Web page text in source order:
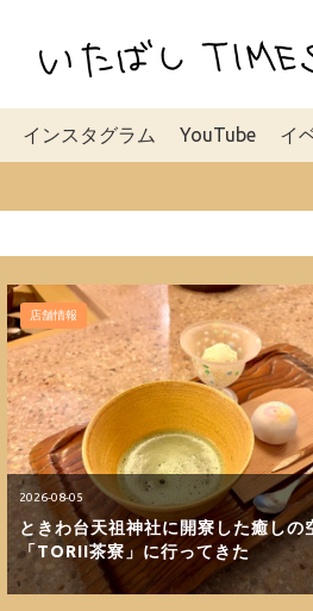
インスタグラム YouTube イ
2026-08-05
ときわ台天祖神社に開寮した癒しの
「TORII茶寮」に行ってきた
店舗情報